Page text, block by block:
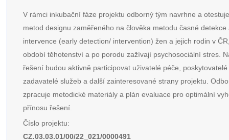
V rámci inkubační fáze projektu odborný tým navrhne a
metod designu zaměřeného na člověka metodu časné detekce
intervence (early detection/ intervention) žen a jejich rodin v
období těhotenství a po porodu zažívají psychosociální stres.
řešení budou aktivně participovat uživatelé péče, poskytovatelé
zadavatelé služeb a další zainteresované strany projektu.
zpracuje metodické materiály a plán evaluace pro optimální
přínosu řešení.
Číslo projektu:
CZ.03.03.01/00/22_021/0000491